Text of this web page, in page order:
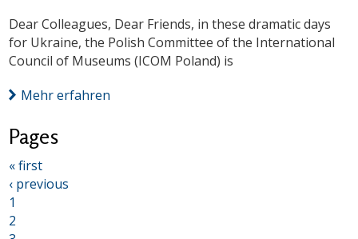
Dear Colleagues, Dear Friends, in these dramatic days
for Ukraine, the Polish Committee of the International
Council of Museums (ICOM Poland) is
Mehr erfahren
Pages
« first
‹ previous
1
2